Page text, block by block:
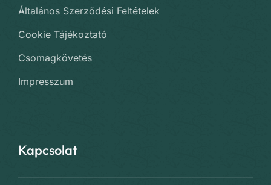
Általános Szerződési Feltételek
Cookie Tájékoztató
Csomagkövetés
Impresszum
Kapcsolat